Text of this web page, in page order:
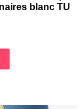
blanc TU